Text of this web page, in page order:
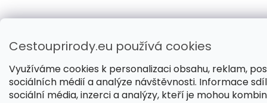
Cestouprirody.eu používá cookies
Využíváme cookies k personalizaci obsahu, reklam,
sociálních médií a analýze návštěvnosti. Informace
sociální média, inzerci a analýzy, kteří je mohou